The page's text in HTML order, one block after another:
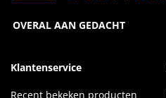
OVERAL AAN GEDACHT
Klantenservice
Recent bekeken producten